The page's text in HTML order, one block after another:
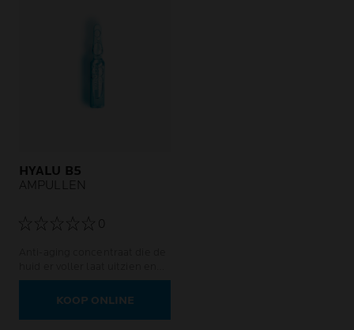
HYALU B5
AMPULLEN
0
versterkt na 1 uur
KOOP ONLINE